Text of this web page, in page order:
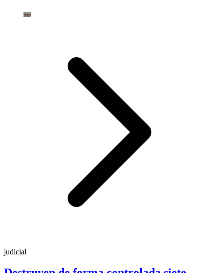
judicial